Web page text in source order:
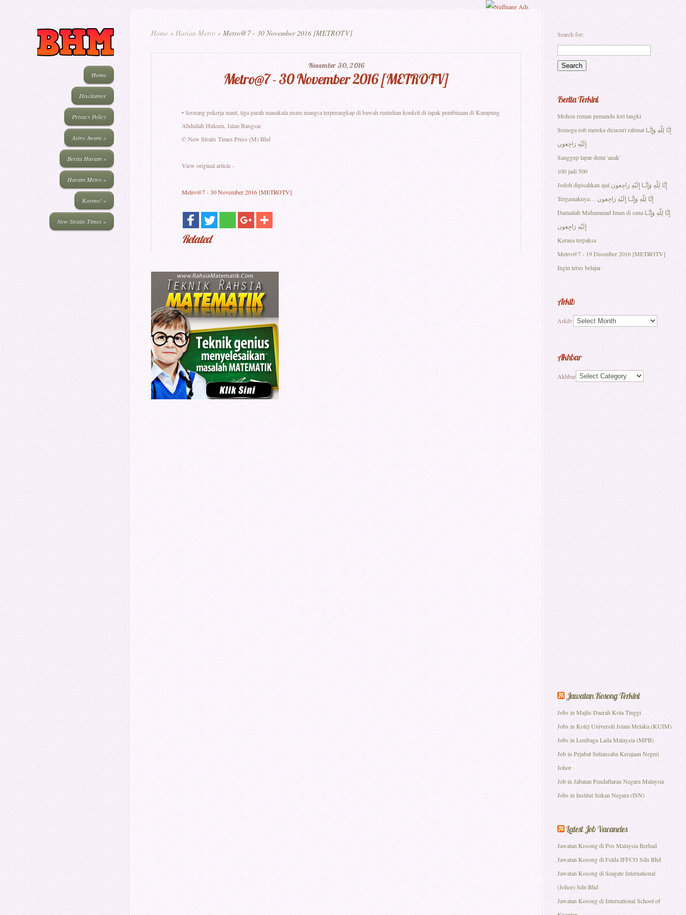
Home
Disclaimer
Privacy Policy
Astro Awani»
Berita Harian»
Harian Metro»
Kosmo!»
New Straits Times»
Home » Harian Metro »Metro@7 - 30 November 2016 [METROTV]
November 30, 2016
Metro@7 - 30 November 2016 [METROTV]
• Seorang pekerja maut, tiga parah manakala enam mangsa terperangkap di bawah runtuhan konkrit di tapak pembinaan di Kampung
Abdullah Hukum, Jalan Bangsar.
© New Straits Times Press (M) Bhd
View original article -
Metro@7 - 30 November 2016 [METROTV]
Related
Search for:
Berita Terkini
Mohon reman pemandu lori tangki
Semoga roh mereka dicucuri rahmat إِنَّا لِلّهِ وَإِنَّـا
إِلَيْهِ رَاجِعون
Sanggup lapar demi 'anak'
100 jadi 500
Jodoh dipisahkan ajal إِنَّا لِلّهِ وَإِنَّـا إِلَيْهِ رَاجِعون
Tergamaknya… إِنَّا لِلّهِ وَإِنَّـا إِلَيْهِ رَاجِعون
Damailah Muhammad Iman di sana إِنَّا لِلّهِ وَإِنَّـا
إِلَيْهِ رَاجِعون
Kerana terpaksa
Metro@7 - 19 Disember 2016 [METROTV]
Ingin terus belajar
Arkib
Arkib
Akhbar
Akhbar
Jawatan Kosong Terkini
Jobs in Majlis Daerah Kota Tinggi
Jobs in Kolej Universiti Islam Melaka (KUIM)
Jobs in Lembaga Lada Malaysia (MPB)
Job in Pejabat Setiausaha Kerajaan Negeri
Johor
Job in Jabatan Pendaftaran Negara Malaysia
Jobs in Institut Sukan Negara (ISN)
Latest Job Vacancies
Jawatan Kosong di Pos Malaysia Berhad
Jawatan Kosong di Felda IFFCO Sdn Bhd
Jawatan Kosong di Seagate International
(Johor) Sdn Bhd
Jawatan Kosong di International School of